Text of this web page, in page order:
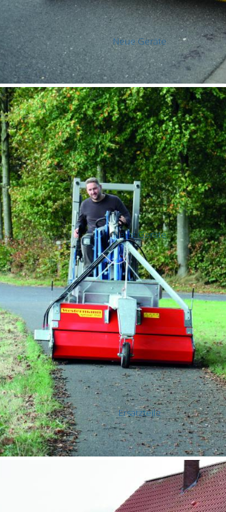
Neue Geräte
VERSCHIEDENES - BESONDERES -
ALLES
Neue Geräte
LOCATION - 6/6-rs
Ersatzteile
Räder